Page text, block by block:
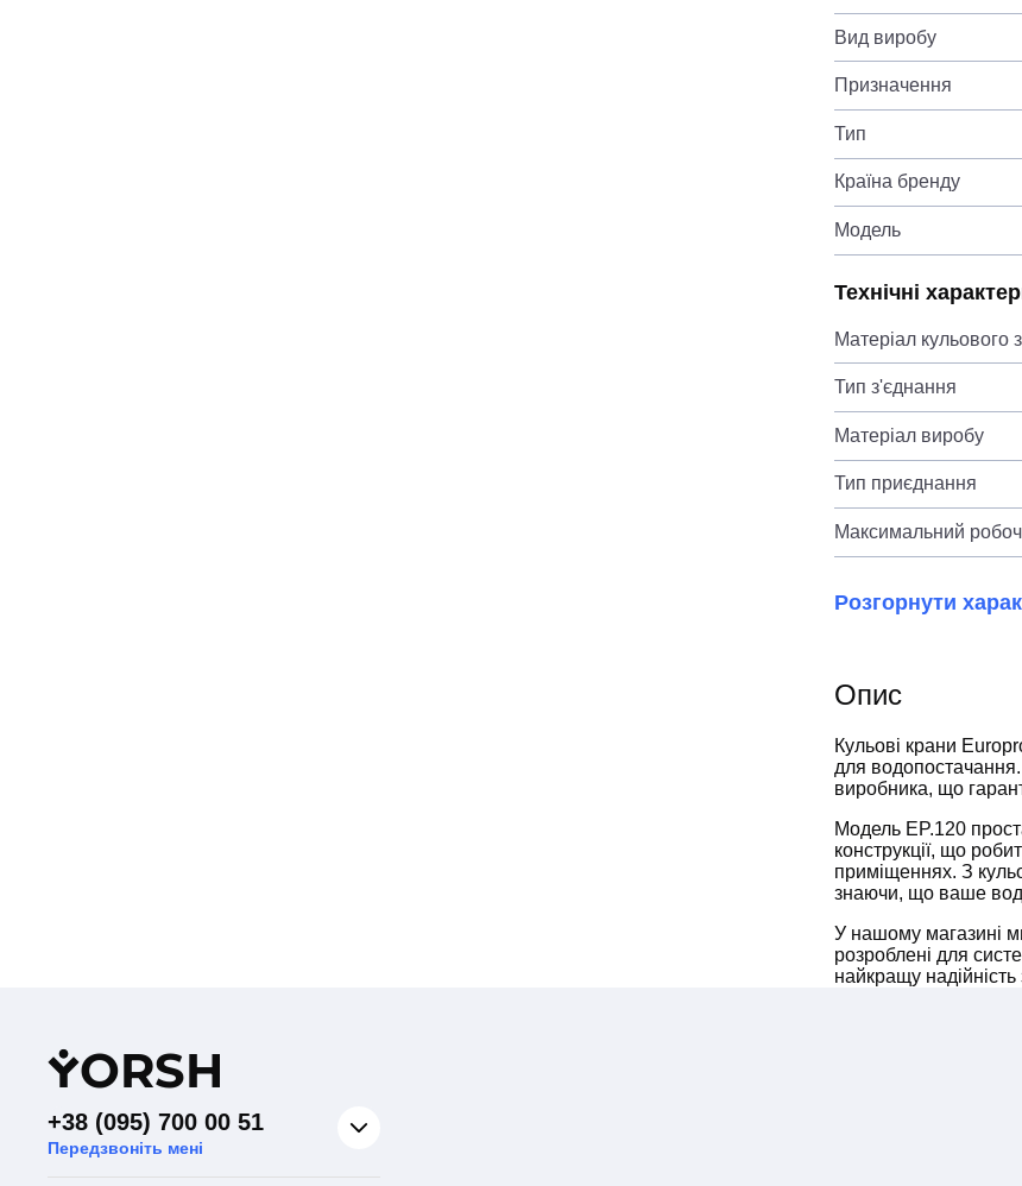
Вид виробу
Призначення
Тип
Країна бренду
Модель
Технічні
Матеріал кульового
Тип з'єднання
Матеріал виробу
Тип приєднання
Максимальний
Розгорнути
Опис
Кульові крани
для
виробника, що
Модель EP.120
конструкції, що
приміщеннях. З
знаючи, що ваше
У нашому магазині
розроблені для
найкращу
YORSH
+38 (095) 700 00 51
Передзвоніть мені